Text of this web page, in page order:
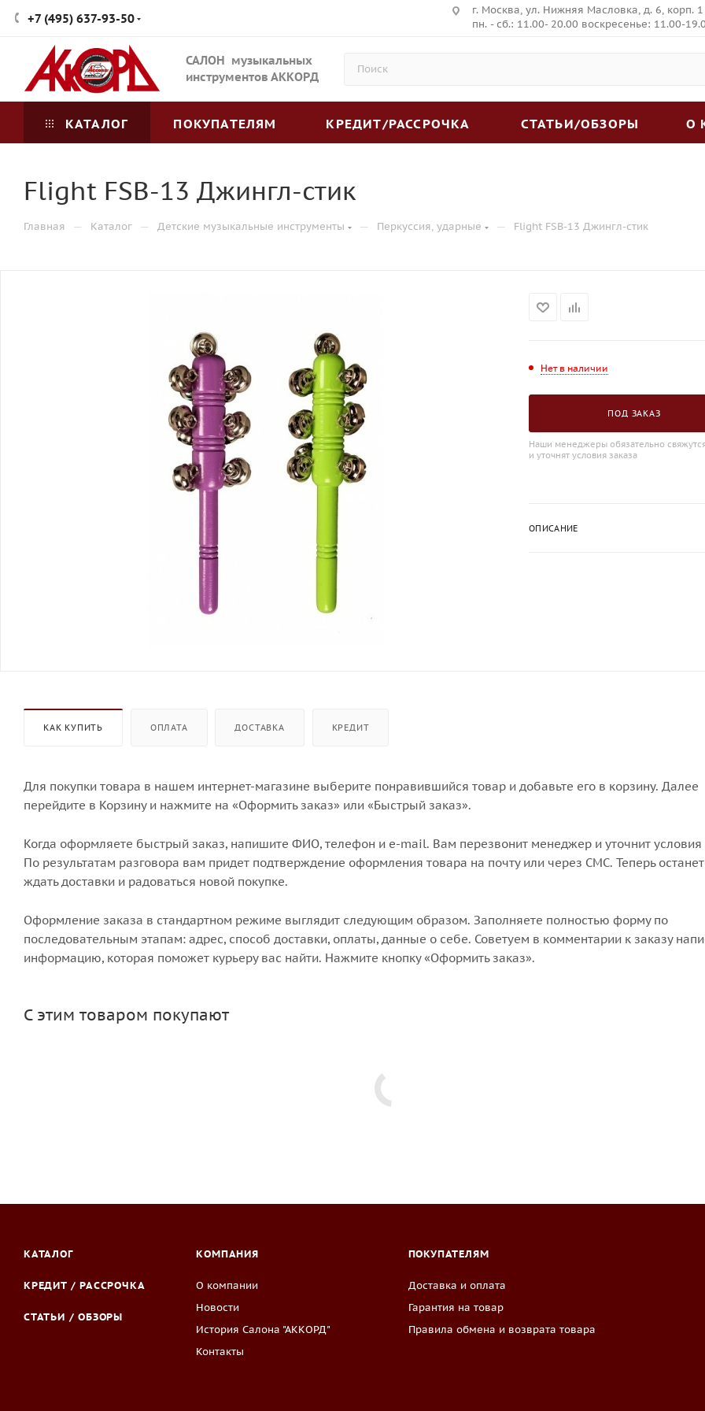
+7 (495) 637-93-50
г. Москва, ул. Нижняя Масловка, д. 6, корп. 1
пн. - сб.: 11.00- 20.00 воскресенье: 11.00-
САЛОН музыкальных
инструментов АККОРД
КАТАЛОГ ПОКУПАТЕЛЯМ КРЕДИТ/РАССРОЧКА СТАТЬИ/ОБЗОРЫ О
Flight FSB-13 Джингл-стик
Главная — Каталог — Детские музыкальные инструменты — Перкуссия, ударные — Flight FSB-13 Джингл-стик
Нет в наличии
ПОД ЗАКАЗ
Наши менеджеры обязательно
и уточнят условия заказа
ОПИСАНИЕ
КАК КУПИТЬ ОПЛАТА ДОСТАВКА КРЕДИТ
Для покупки товара в нашем интернет-магазине выберите понравившийся товар и добавьте его в корзину. Далее
перейдите в Корзину и нажмите на «Оформить заказ» или «Быстрый заказ».
Когда оформляете быстрый заказ, напишите ФИО, телефон и e-mail. Вам перезвонит менеджер и уточнит условия
По результатам разговора вам придет подтверждение оформления товара на почту или через СМС. Теперь
ждать доставки и радоваться новой покупке.
Оформление заказа в стандартном режиме выглядит следующим образом. Заполняете полностью форму по
последовательным этапам: адрес, способ доставки, оплаты, данные о себе. Советуем в комментарии к заказу
информацию, которая поможет курьеру вас найти. Нажмите кнопку «Оформить заказ».
С этим товаром покупают
КАТАЛОГ
КРЕДИТ / РАССРОЧКА
СТАТЬИ / ОБЗОРЫ
КОМПАНИЯ
О компании
Новости
История Салона "АККОРД"
Контакты
ПОКУПАТЕЛЯМ
Доставка и оплата
Гарантия на товар
Правила обмена и возврата товара